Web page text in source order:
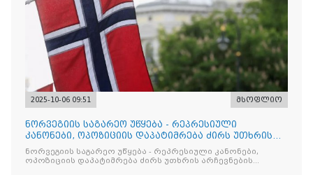
2025-10-06 09:51 მსოფლიო
ნორვეგიის საგარეო უწყება - რეპრესიული
კანონები, ოპოზიციის დაპატიმრება ძირს უთხრის
არჩევნების ნდობას
ნორვეგიის საგარეო უწყება - რეპრესიული კანონები,
ოპოზიციის დაპატიმრება ძირს უთხრის არჩევნების